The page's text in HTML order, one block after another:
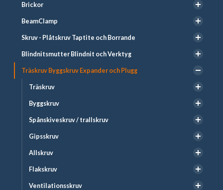
Brickor
BeamClamp
Skruv - Plåtskruv Taptite och Borrande
Blindnitsmutter Blindnit och Verktyg
Träskruv Byggskruv Expander och Plugg
Träskruv
Byggskruv
Spånskiveskruv / trallskruv
Gipsskruv
Allskruv
Flakskruv
Ventilationsskruv